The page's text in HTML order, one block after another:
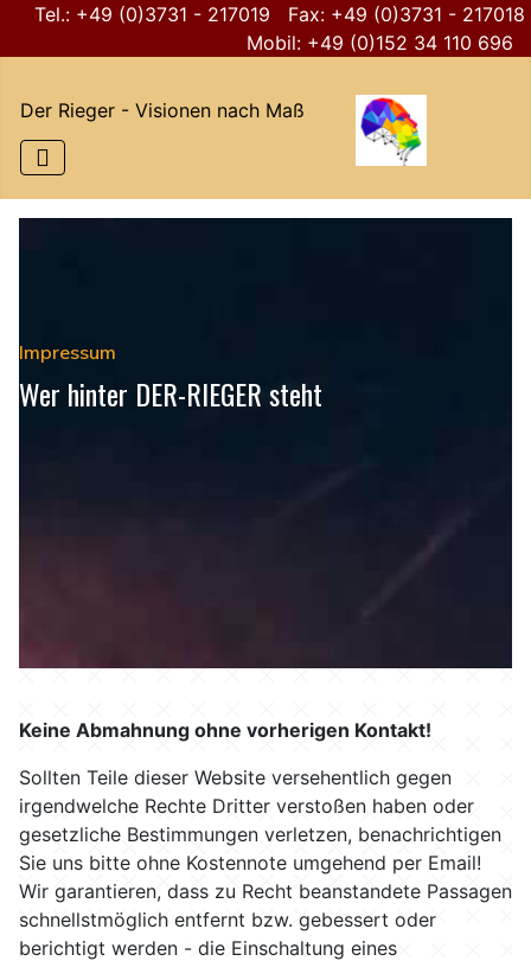
Tel.: +49 (0)3731 - 217019 Fax: +49 (0)3731 - 217018
Mobil: +49 (0)152 34 110 696
Der Rieger - Visionen nach Maß
Impressum
Wer hinter DER-RIEGER steht
Keine Abmahnung ohne vorherigen Kontakt!
Sollten Teile dieser Website versehentlich gegen
irgendwelche Rechte Dritter verstoßen haben oder
gesetzliche Bestimmungen verletzen, benachrichtigen
Sie uns bitte ohne Kostennote umgehend per Email!
Wir garantieren, dass zu Recht beanstandete Passagen
schnellstmöglich entfernt bzw. gebessert oder
berichtigt werden - die Einschaltung eines